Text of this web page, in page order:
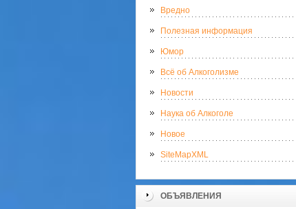
Вредно
Полезная информация
Юмор
Всё об Алкоголизме
Новости
Наука об Алкоголе
Новое
SiteMapXML
ОБЪЯВЛЕНИЯ